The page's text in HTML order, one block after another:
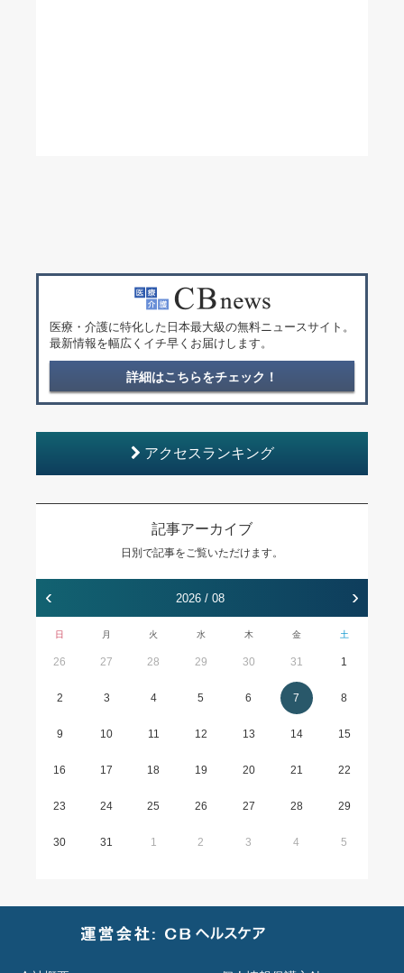
医療・介護に特化した日本最大級の無料ニュースサイト。
最新情報を幅広くイチ早くお届けします。
詳細はこちらをチェック！
アクセスランキング
記事アーカイブ
日別で記事をご覧いただけます。
‹ 2026 / 08 ›
日 月 火 水 木 金 土
26 27 28 29 30 31 1
2 3 4 5 6 7 8
9 10 11 12 13 14 15
16 17 18 19 20 21 22
23 24 25 26 27 28 29
30 31 1 2 3 4 5